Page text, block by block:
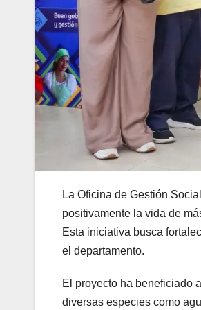
La Oficina de Gestión
positivamente la vida de
Esta iniciativa busca
el departamento.
El proyecto ha beneficiado
diversas especies como